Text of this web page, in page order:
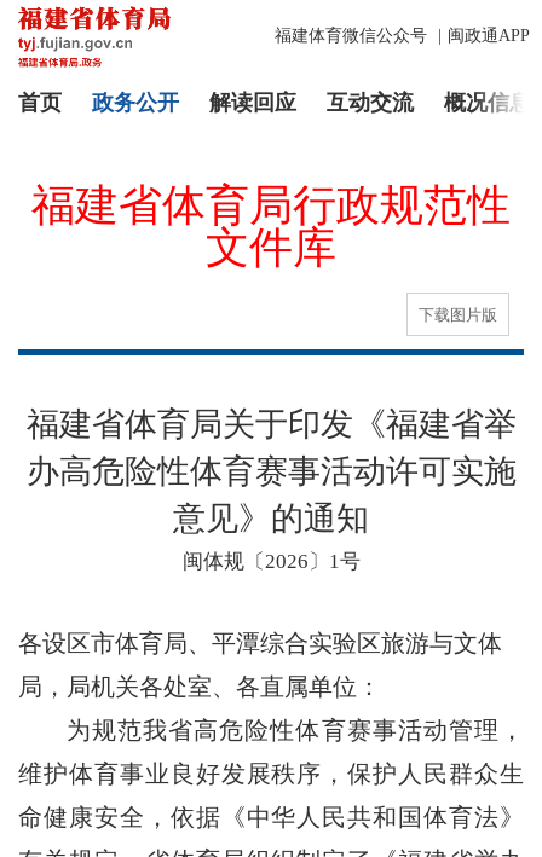
福建体育微信公众号 闽政通APP
首页 政务公开 解读回应 互动交流 概况信息
福建省体育局行政规范性
文件库
下载图片版
福建省体育局关于印发《福建省举
办高危险性体育赛事活动许可实施
意见》的通知
闽体规〔2026〕1号
各设区市体育局、平潭综合实验区旅游与文体
局，局机关各处室、各直属单位：
为规范我省高危险性体育赛事活动管理，
维护体育事业良好发展秩序，保护人民群众生
命健康安全，依据《中华人民共和国体育法》